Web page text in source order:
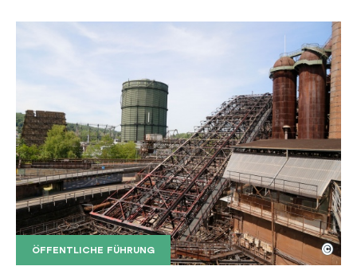
ÖFFENTLICHE FÜHRUNG
Der Erzschrägaufzug der Völklinger Hütte mit
Copyright: Weltkulturerbe Völklinger Hütte | Karl
©